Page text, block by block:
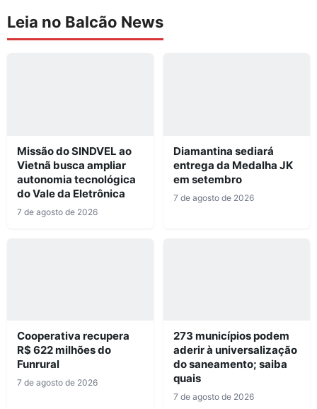
Leia no Balcão News
Missão do SINDVEL ao
Vietnã busca ampliar
autonomia tecnológica
do Vale da Eletrônica
7 de agosto de 2026
Diamantina sediará
entrega da Medalha JK
em setembro
7 de agosto de 2026
Cooperativa recupera
R$ 622 milhões do
Funrural
7 de agosto de 2026
273 municípios podem
aderir à universalização
do saneamento; saiba
quais
7 de agosto de 2026